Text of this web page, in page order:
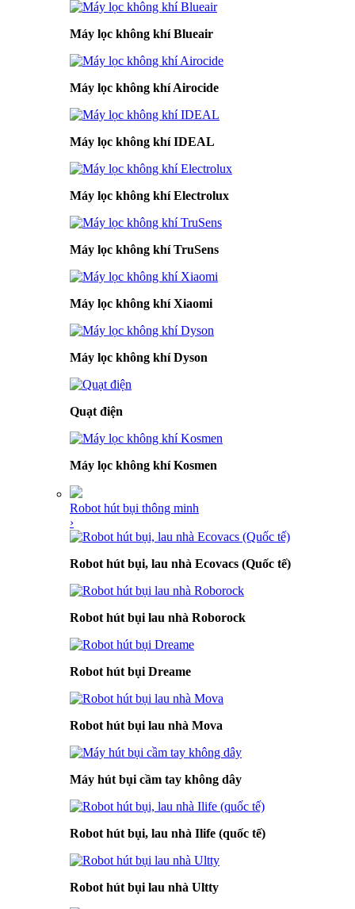
Máy lọc không khí Blueair
Máy lọc không khí Airocide
Máy lọc không khí IDEAL
Máy lọc không khí Electrolux
Máy lọc không khí TruSens
Máy lọc không khí Xiaomi
Máy lọc không khí Dyson
Quạt điện
Máy lọc không khí Kosmen
Robot hút bụi thông minh
›
Robot hút bụi, lau nhà Ecovacs (Quốc tế)
Robot hút bụi lau nhà Roborock
Robot hút bụi Dreame
Robot hút bụi lau nhà Mova
Máy hút bụi cầm tay không dây
Robot hút bụi, lau nhà Ilife (quốc tế)
Robot hút bụi lau nhà Ultty